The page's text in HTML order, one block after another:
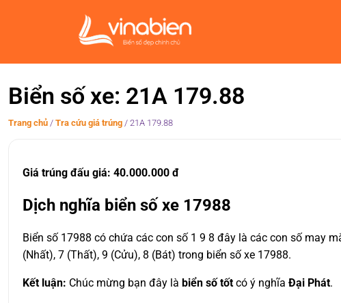
Biển số xe: 21A 179.88
Trang chủ / Tra cứu giá trúng / 21A 179.88
Giá trúng đấu giá: 40.000.000 đ
Dịch nghĩa biển số xe 17988
Biển số 17988 có chứa các con số 1 9 8 đây là các con số may
(Nhất), 7 (Thất), 9 (Cửu), 8 (Bát) trong biển số xe 17988.
Kết luận: Chúc mừng bạn đây là biển số tốt có ý nghĩa Đại Phát.